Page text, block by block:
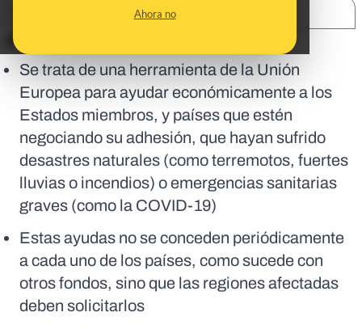
Ahora no
En corto:
Se trata de una herramienta de la Unión
Europea para ayudar económicamente a los
Estados miembros, y países que estén
negociando su adhesión, que hayan sufrido
desastres naturales (como terremotos, fuertes
lluvias o incendios) o emergencias sanitarias
graves (como la COVID-19)
Estas ayudas no se conceden periódicamente
a cada uno de los países, como sucede con
otros fondos, sino que las regiones afectadas
deben solicitarlos